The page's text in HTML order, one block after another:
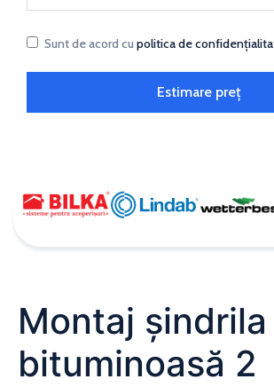
Sunt de acord cu politica de
Estimare preț
Montaj șindrila
bituminoasă 2